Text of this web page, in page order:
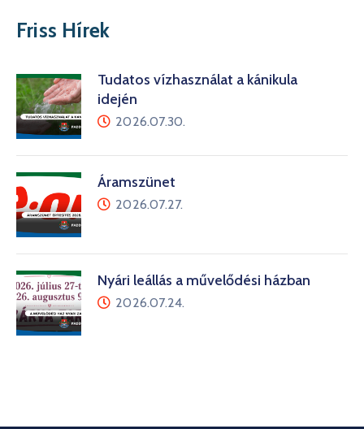
Friss Hírek
Tudatos vízhasználat a kánikula
idején
2026.07.30.
Áramszünet
2026.07.27.
Nyári leállás a művelődési házban
2026.07.24.